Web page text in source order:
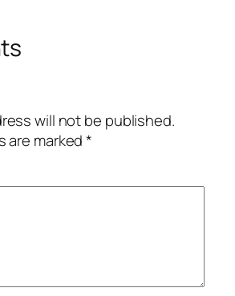
will not be published.
are marked*